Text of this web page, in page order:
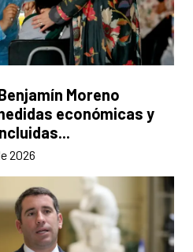
Moreno
económicas y
2026